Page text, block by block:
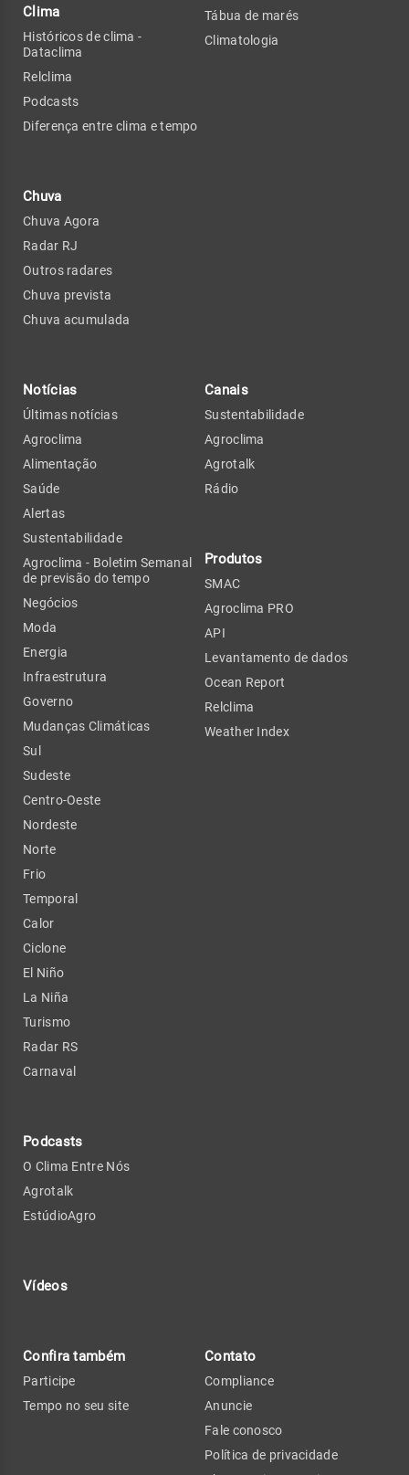
Clima
Históricos de clima -
Dataclima
Relclima
Podcasts
Diferença entre clima e tempo
Chuva
Chuva Agora
Radar RJ
Outros radares
Chuva prevista
Chuva acumulada
Tábua de marés
Climatologia
Notícias
Últimas notícias
Agroclima
Alimentação
Saúde
Alertas
Sustentabilidade
Agroclima - Boletim Semanal
de previsão do tempo
Negócios
Moda
Energia
Infraestrutura
Governo
Mudanças Climáticas
Sul
Sudeste
Centro-Oeste
Nordeste
Norte
Frio
Temporal
Calor
Ciclone
El Niño
La Niña
Turismo
Radar RS
Carnaval
Podcasts
O Clima Entre Nós
Agrotalk
EstúdioAgro
Vídeos
Canais
Sustentabilidade
Agroclima
Agrotalk
Rádio
Produtos
SMAC
Agroclima PRO
API
Levantamento de dados
Ocean Report
Relclima
Weather Index
Confira também
Participe
Tempo no seu site
Contato
Compliance
Anuncie
Fale conosco
Política de privacidade